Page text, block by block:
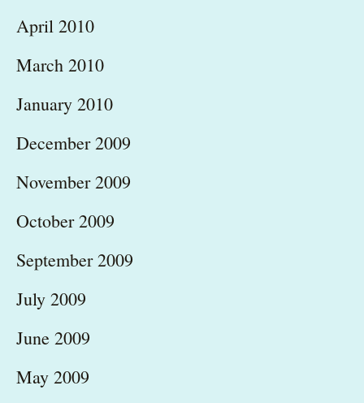
April 2010
March 2010
January 2010
December 2009
November 2009
October 2009
September 2009
July 2009
June 2009
May 2009